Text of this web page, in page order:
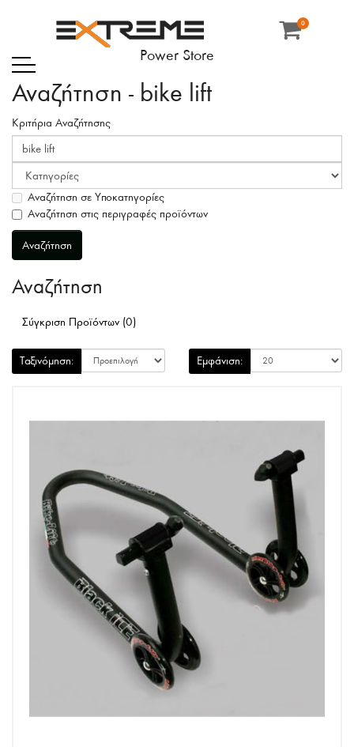
Power Store
0
Αναζήτηση - bike lift
Κριτήρια Αναζήτησης
Αναζήτηση σε Υποκατηγορίες
Αναζήτηση στις περιγραφές προϊόντων
Αναζήτηση
Σύγκριση Προϊόντων (0)
Ταξινόμηση: Εμφάνιση: